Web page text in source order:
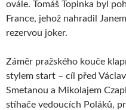
ovále. Tomáš Topinka byl
France, jehož nahradil
rezervou joker.
Záměr pražského kouče
stylem start – cíl před
Smetanou a Mikolajem
stíhače vedoucích Poláků,